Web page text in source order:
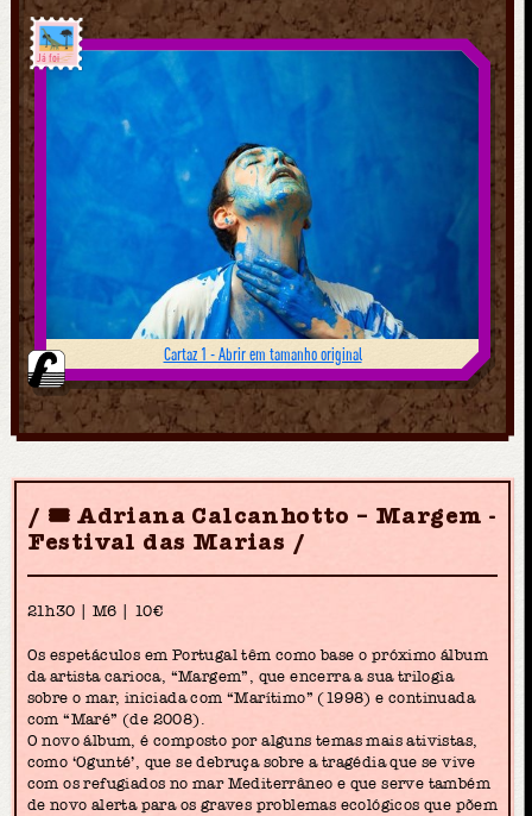
Já foi
Cartaz 1 - Abrir em tamanho original
🎟 Adriana Calcanhotto – Margem -
Festival das Marias
21h30 | M6 | 10€
Os espetáculos em Portugal têm como base o próximo álbum
da artista carioca, “Margem”, que encerra a sua trilogia
sobre o mar, iniciada com “Marítimo” (1998) e continuada
com “Maré” (de 2008).
O novo álbum, é composto por alguns temas mais ativistas,
como ‘Ogunté’, que se debruça sobre a tragédia que se vive
com os refugiados no mar Mediterrâneo e que serve também
de novo alerta para os graves problemas ecológicos que põem